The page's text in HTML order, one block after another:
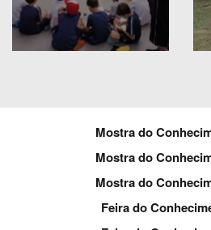
Mostra do
Mostra do
Mostra do
Feira do